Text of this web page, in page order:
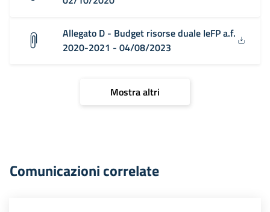
Allegato D - Budget risorse duale IeFP a.f.
2020-2021 - 04/08/2023
Mostra altri
Comunicazioni correlate